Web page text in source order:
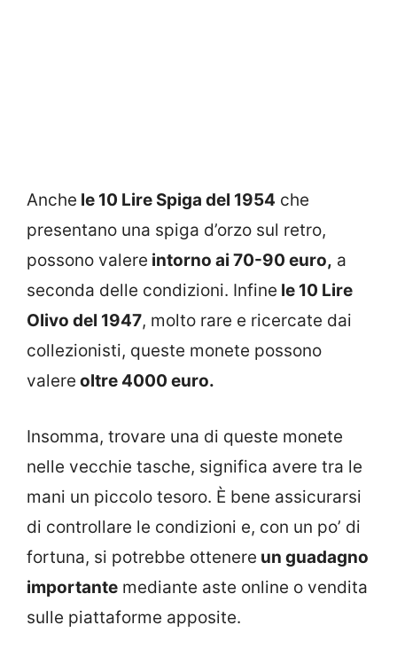
Anche le 10 Lire Spiga del 1954 che
presentano una spiga d’orzo sul retro,
possono valere intorno ai 70-90 euro, a
seconda delle condizioni. Infine le 10 Lire
Olivo del 1947, molto rare e ricercate dai
collezionisti, queste monete possono
valere oltre 4000 euro.
Insomma, trovare una di queste monete
nelle vecchie tasche, significa avere tra le
mani un piccolo tesoro. È bene assicurarsi
di controllare le condizioni e, con un po’ di
fortuna, si potrebbe ottenere un guadagno
importante mediante aste online o vendita
sulle piattaforme apposite.